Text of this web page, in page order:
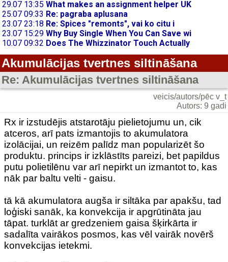
Akumulācijas tvertnes siltināšana
Re: Akumulācijas tvertnes siltināšana
veicis/autors/pēc v_t
Autors: 9 gadi
Rx ir izstudējis atstarotāju pielietojumu un, cik
atceros, arī pats izmantojis to akumulatora
izolācijai, un reizēm palīdz man popularizēt šo
produktu. princips ir izklāstīts pareizi, bet papildus
putu polietilēnu var arī nepirkt un izmantot to, kas
nāk par baltu velti - gaisu.
tā kā akumulatora augša ir siltāka par apakšu, tad
loģiski sanāk, ka konvekcija ir apgrūtināta jau
tāpat. turklāt ar gredzeniem gaisa šķirkārta ir
sadalīta vairākos posmos, kas vēl vairāk novērš
konvekcijas ietekmi.